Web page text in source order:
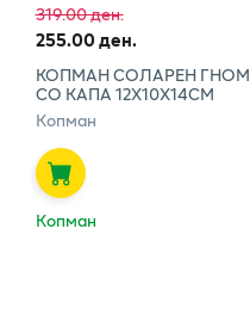
319.00 ден.
255.00 ден.
КОПМАН СОЛАРЕН ГНОМ
СО КАПА 12Х10Х14СМ
Копман
Копман